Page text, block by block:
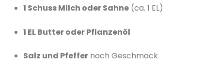
1 Schuss Milch oder Sahne (ca. 1 EL)
1 EL Butter oder Pflanzenöl
Salz und Pfeffer nach Geschmack